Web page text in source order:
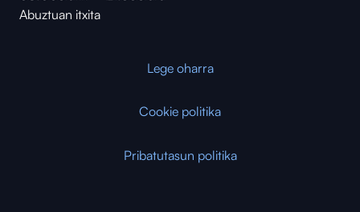
Abuztuan itxita
Lege oharra
Cookie politika
Pribatutasun politika